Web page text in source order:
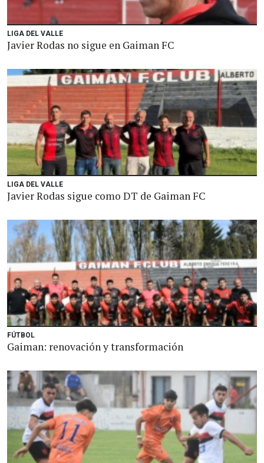
LIGA DEL VALLE
Javier Rodas no sigue en Gaiman FC
LIGA DEL VALLE
Javier Rodas sigue como DT de Gaiman FC
FÚTBOL
Gaiman: renovación y transformación